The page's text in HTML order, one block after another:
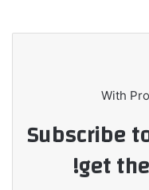
With
Subscribe
get